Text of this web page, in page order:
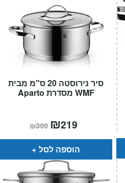
סיר נירוסטה 20 ס"מ מבית
WMF מסדרת Aparto
₪399 המחיר
המקורי
היה:
₪399.
₪219
הוא:
הוספה לסל